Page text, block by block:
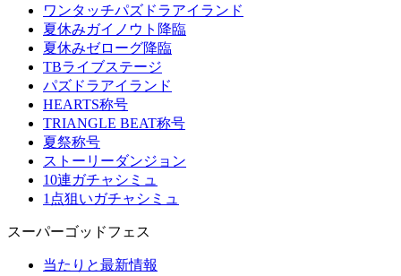
ワンタッチパズドラアイランド
夏休みガイノウト降臨
夏休みゼローグ降臨
TBライブステージ
パズドラアイランド
HEARTS称号
TRIANGLE BEAT称号
夏祭称号
ストーリーダンジョン
10連ガチャシミュ
1点狙いガチャシミュ
スーパーゴッドフェス
当たりと最新情報